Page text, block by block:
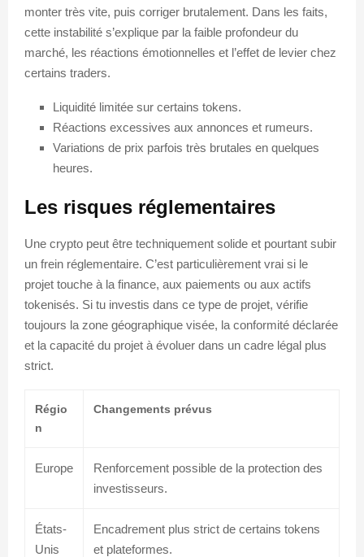
monter très vite, puis corriger brutalement. Dans les faits,
cette instabilité s’explique par la faible profondeur du
marché, les réactions émotionnelles et l’effet de levier chez
certains traders.
Liquidité limitée sur certains tokens.
Réactions excessives aux annonces et rumeurs.
Variations de prix parfois très brutales en quelques
heures.
Les risques réglementaires
Une crypto peut être techniquement solide et pourtant subir
un frein réglementaire. C’est particulièrement vrai si le
projet touche à la finance, aux paiements ou aux actifs
tokenisés. Si tu investis dans ce type de projet, vérifie
toujours la zone géographique visée, la conformité déclarée
et la capacité du projet à évoluer dans un cadre légal plus
strict.
Régio
n
Changements prévus
Europe
Renforcement possible de la protection des
investisseurs.
États-
Unis
Encadrement plus strict de certains tokens
et plateformes.